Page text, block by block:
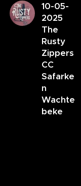
10-05-
2025
The
Rusty
Zippers
CC
Safarke
n
Wachte
beke